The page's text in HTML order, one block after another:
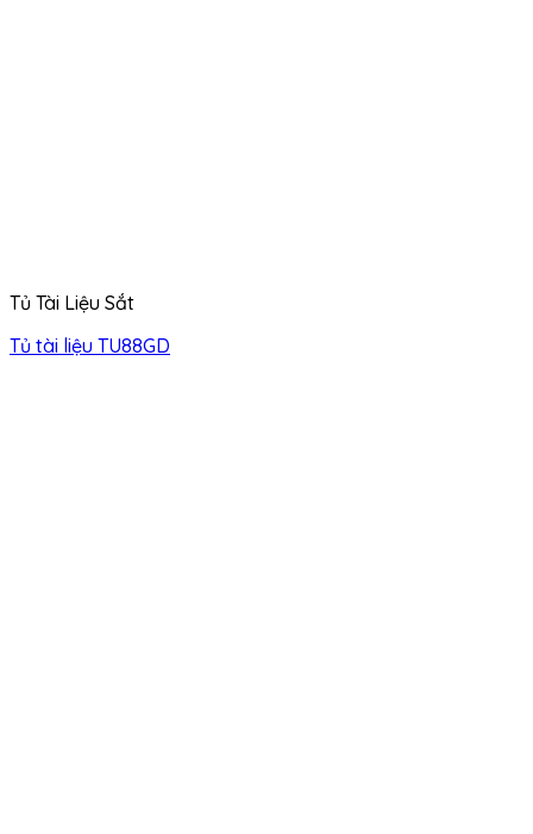
Tủ Tài Liệu Sắt
Tủ tài liệu TU88GD